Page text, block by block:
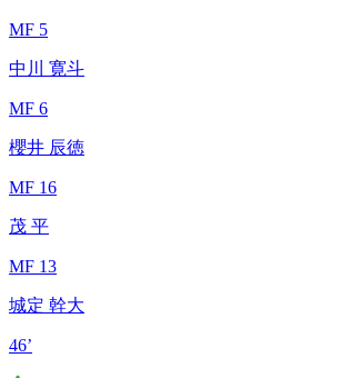
MF 5
中川 寛斗
MF 6
櫻井 辰徳
MF 16
茂 平
MF 13
城定 幹大
46’